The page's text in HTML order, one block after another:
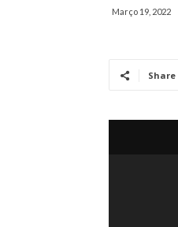
Março 19, 2022
Share